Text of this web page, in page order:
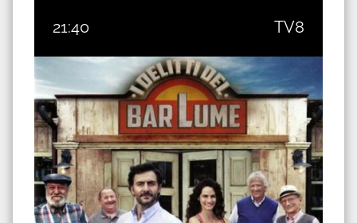
21:40 TV8